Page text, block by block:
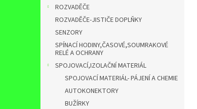
ROZVADĚČE
ROZVADĚČE-JISTIČE DOPLŇKY
SENZORY
SPÍNACÍ HODINY,ČASOVÉ,SOUMRAKOVÉ
RELÉ A OCHRANY
SPOJOVACÍ,IZOLAČNÍ MATERIÁL
SPOJOVACÍ MATERIÁL- PÁJENÍ A CHEMIE
AUTOKONEKTORY
BUŽÍRKY